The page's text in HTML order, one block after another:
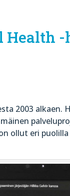
-
2003 alkaen.
ollut eri puolilla